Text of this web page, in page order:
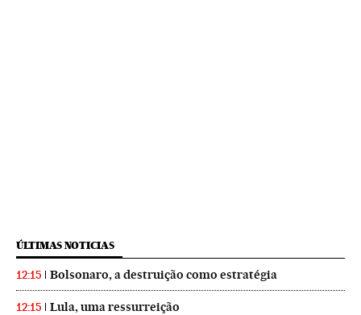
ÚLTIMAS NOTICIAS
12:15 Bolsonaro, a destruição como estratégia
12:15 Lula, uma ressurreição